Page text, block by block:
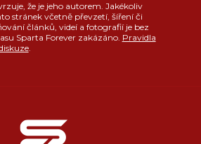
že je jeho autorem. Jakékoliv
stránek včetně převzetí, šíření či
článků, videí a fotografií je bez
Sparta Forever zakázáno. Pravidla
.